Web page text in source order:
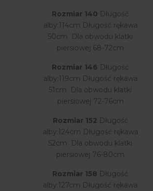
Rozmiar 140 Długość
alby:114cm Długość rękawa
50cm Dla obwodu klatki
piersiowej 68-72cm
Rozmiar 146 Długość
alby:119cm Długość rękawa
51cm Dla obwodu klatki
piersiowej 72-76cm
Rozmiar 152 Długość
alby:124cm Długość rękawa
52cm Dla obwodu klatki
piersiowej 76-80cm
Rozmiar 158 Długość
alby:127cm Długość rękawa